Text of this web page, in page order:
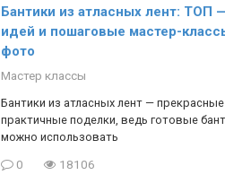
Бантики из атласных лент: ТОП
идей и пошаговые мастер-
фото
Мастер классы
Бантики из атласных лент — прекрасные
практичные поделки, ведь готовые
можно использовать
0 18106